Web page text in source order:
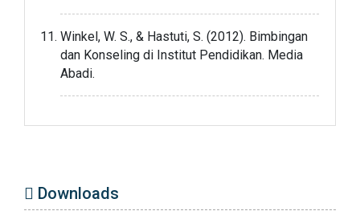
Winkel, W. S., & Hastuti, S. (2012). Bimbingan
dan Konseling di Institut Pendidikan. Media
Abadi.
Downloads